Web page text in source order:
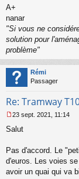
A+
nanar
"Si vous ne
solution pour
problème"
Rémi
Passager
Re: Tramway
e
s
g
e
23 sept. 2021, 11:14
Salut
Pas d'accord. Le
d'euros. Les voies
avoir un quai qui va